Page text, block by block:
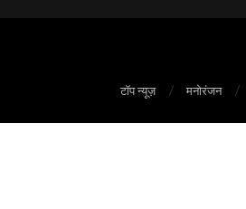
टॉप न्यूज़ मनोरंजन